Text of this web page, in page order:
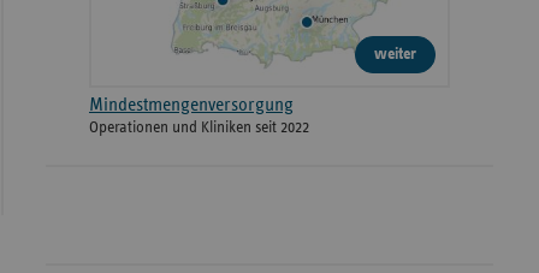
weiter
Mindestmengenversorgung
Operationen und Kliniken seit 2022